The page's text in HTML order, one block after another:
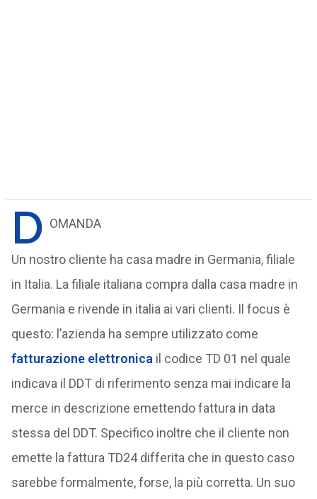
D OMANDA
Un nostro cliente ha casa madre in Germania, filiale
in Italia. La filiale italiana compra dalla casa madre in
Germania e rivende in italia ai vari clienti. Il focus è
questo: l’azienda ha sempre utilizzato come
fatturazione elettronica il codice TD 01 nel quale
indicava il DDT di riferimento senza mai indicare la
merce in descrizione emettendo fattura in data
stessa del DDT. Specifico inoltre che il cliente non
emette la fattura TD24 differita che in questo caso
sarebbe formalmente, forse, la più corretta. Un suo